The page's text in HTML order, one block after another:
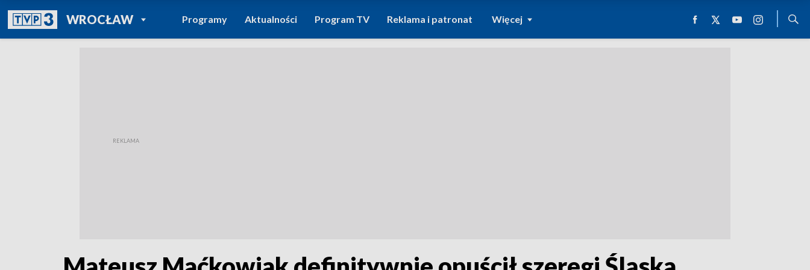
WROCŁAWPOWRÓT DO
TVP REGIONY
Programy Aktualności Program TV Reklama i patronat Więcej